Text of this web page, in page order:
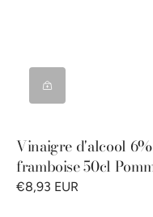
Vinaigre d'alcool
framboise 50cl
€8,93 EUR